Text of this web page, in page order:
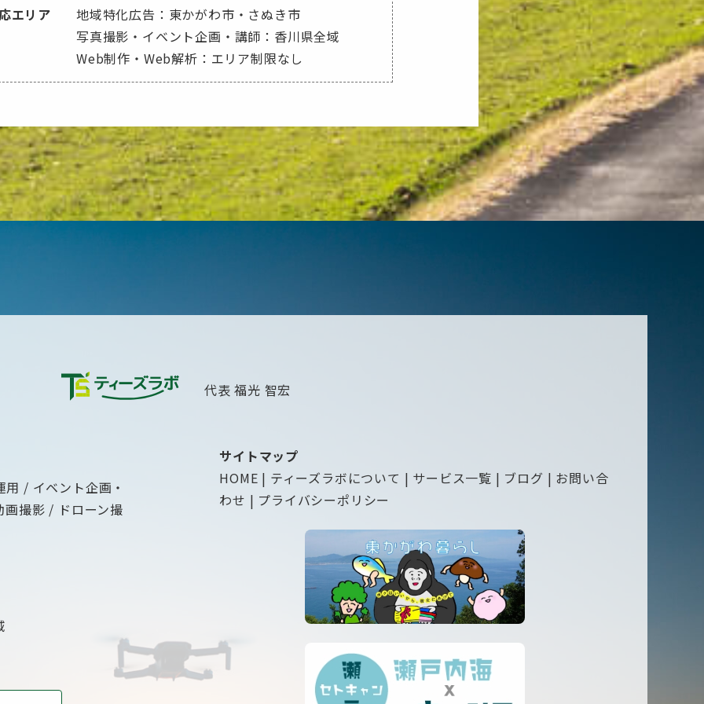
エリア
地域特化広告：東かがわ市・さぬき市
写真撮影・イベント企画・講師：香川県全域
Web制作・Web解析：エリア制限なし
代表 福光 智宏
用
イベント企画・
画撮影
ドローン撮
サイトマップ
HOME | ティーズラボについて | サービス一覧 | ブログ | お問い合
わせ | プライバシーポリシー